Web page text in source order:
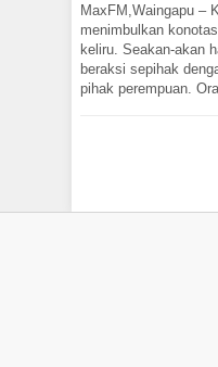
MaxFM,Waingapu –
menimbulkan
keliru. Seakan-akan
beraksi sepihak
pihak perempuan.